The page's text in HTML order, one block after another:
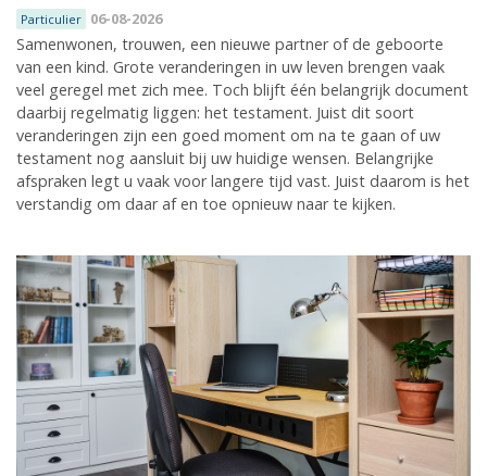
Particulier 06-08-2026
Samenwonen, trouwen, een nieuwe partner of de geboorte
van een kind. Grote veranderingen in uw leven brengen vaak
veel geregel met zich mee. Toch blijft één belangrijk document
daarbij regelmatig liggen: het testament. Juist dit soort
veranderingen zijn een goed moment om na te gaan of uw
testament nog aansluit bij uw huidige wensen. Belangrijke
afspraken legt u vaak voor langere tijd vast. Juist daarom is het
verstandig om daar af en toe opnieuw naar te kijken.